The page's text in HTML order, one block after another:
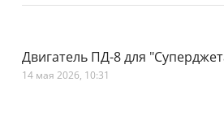
Двигатель ПД-8 для
14 мая 2026, 10:31